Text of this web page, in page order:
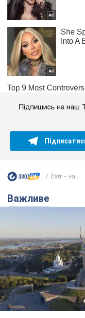
Підпишись на наш
Світ – на...
Важливе